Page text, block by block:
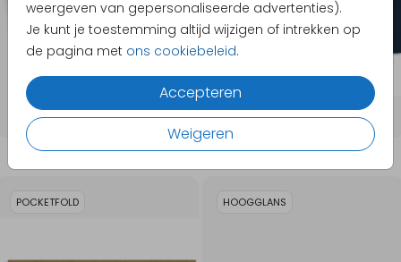
weergeven van gepersonaliseerde advertenties).
Je kunt je toestemming altijd wijzigen of intrekken op
de pagina met ons cookiebeleid.
Accepteren
Weigeren
POCKETFOLD HOOGGLANS